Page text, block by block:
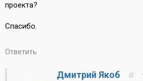
проекта?
Спасибо.
Ответить
Дмитрий Якоб